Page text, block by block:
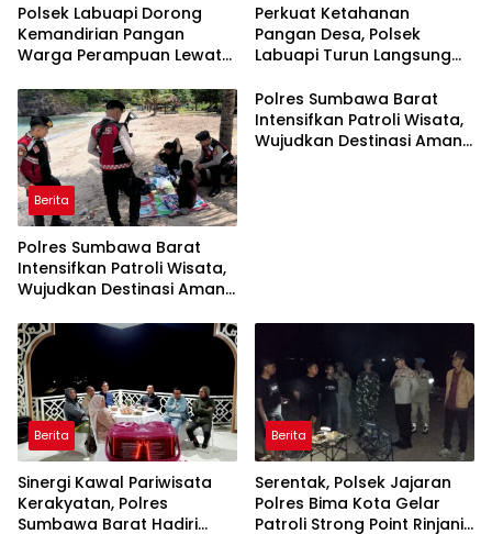
Polsek Labuapi Dorong
Kemandirian Pangan
Warga Perampuan Lewat
Rumah
Perkuat Ketahanan
Pangan Desa, Polsek
Labuapi Turun Langsung
Berita
Polres Sumbawa Barat
Intensifkan Patroli Wisata,
Wujudkan Destinasi Aman
Masyarakat
Polres Sumbawa Barat
Intensifkan Patroli Wisata,
Wujudkan Destinasi Aman
Berita
Sinergi Kawal Pariwisata
Kerakyatan, Polres
Sumbawa Barat Hadiri
Berita
Serentak, Polsek Jajaran
Polres Bima Kota Gelar
Patroli Strong Point Rinjani